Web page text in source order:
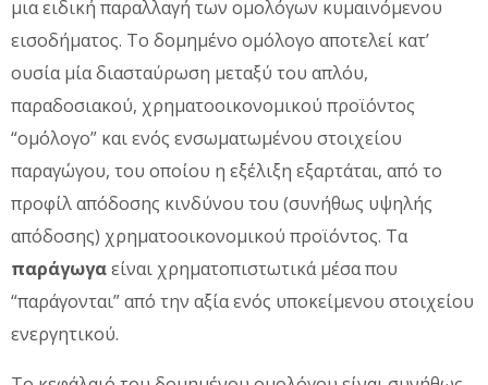
μια ειδική παραλλαγή των ομολόγων κυμαινόμενου
εισοδήματος. Το δομημένο ομόλογο αποτελεί κατ’
ουσία μία διασταύρωση μεταξύ του απλόυ,
παραδοσιακού, χρηματοοικονομικού προϊόντος
“ομόλογο” και ενός ενσωματωμένου στοιχείου
παραγώγου, του οποίου η εξέλιξη εξαρτάται, από το
προφίλ απόδοσης κινδύνου του (συνήθως υψηλής
απόδοσης) χρηματοοικονομικού προϊόντος. Τα
παράγωγαείναι χρηματοπιστωτικά μέσα που
“παράγονται” από την αξία ενός υποκείμενου στοιχείου
ενεργητικού.